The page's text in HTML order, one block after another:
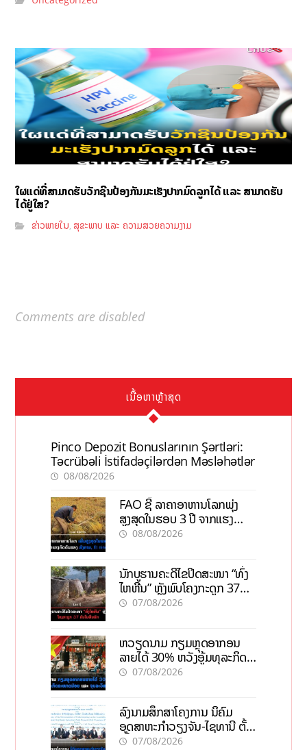
ໃຜແດ່ທີ່ສາມາດຮັບວັກຊີນປ້ອງກັນມະເຮັງປາກມົດລູກໄດ້ ແລະ ສາມາດຮັບ
ໄດ້ຢູ່ໃສ?
ຂ່າວພາຍໃນ,ສຸຂະພາບ ແລະ ຄວາມສວຍຄວາມງາມ
Comments are disabled
ເນື້ອຫາຫຼ້າສຸດ
Pinco Depozit Bonuslarının Şərtləri:
Təcrübəli İstifadəçilərdən Məsləhətlər
08/08/2026
FAO ຊີ້ ລາຄາອາຫານໂລກພຸ່ງ
ສູງສຸດໃນຮອບ 3 ປີ ຈາກແຮງ
ກົດດັນຂອງສົງຄາມ, El nino
08/08/2026
ນັກບູຮານຄະດີໄຂປິດສະໜາ “ທົ່ງ
ໄຫຫີນ” ຫຼັງພົບໂຄງກະດູກ 37
ຄົນໃນຫີນຍັກ
07/08/2026
ຫວຽດນາມ ກຽມຫຼຸດອາກອນ
ລາຍໄດ້ 30% ຫວັງອູ້ມທຸລະກິດ
ຂະໜາດນ້ອຍ ແລະ ຈຸນລະ
07/08/2026
ລົງນາມສຶກສາໂຄງການ ນິຄົມ
ອຸດສາຫະກຳວຽງຈັນ-ໄຊທານີ ຕັ້ງ
ເປົ້າດຶງທຶນ 150 ລ້ານໂດລາ, ສ້າງ
07/08/2026